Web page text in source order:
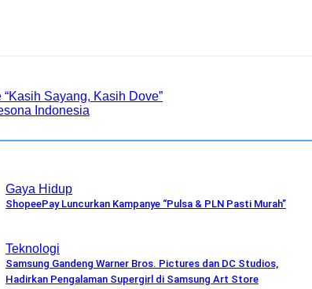
Sayang, Kasih Dove”
Indonesia
Gaya Hidup
ShopeePay Luncurkan Kampanye “Pulsa & PLN Pasti Murah”
Teknologi
Samsung Gandeng Warner Bros. Pictures dan DC Studios,
Hadirkan Pengalaman Supergirl di Samsung Art Store